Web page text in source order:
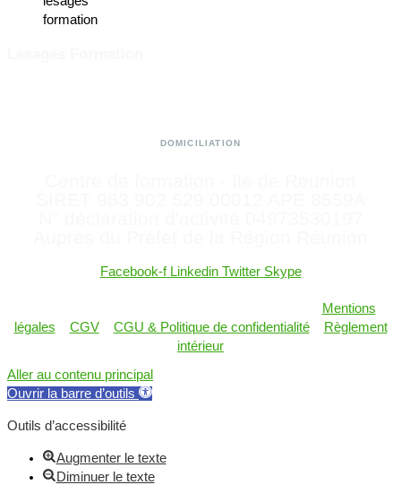
DOMICILIATION
Facebook-f Linkedin Twitter Skype
Mentions
légales
CGV– CGU & Politique de confidentialité–
Règlement
intérieur
Aller au contenu principal
Ouvrir la barre d’outils
Outils d’accessibilité
Augmenter le texte
Diminuer le texte